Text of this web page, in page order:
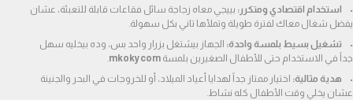
استخدام اقتصادي ومتكرر:
يفضل شغال معاك لفترة طويلة وتملأها تاني بكل سهولة.
تشغيل بسيط بلمسة واحدة:
جداً في الاستخدام حتى للأطفال الصغيرين بلمسة mkokycom
.
هدية مثالية:
عشان يخلي وقت الأطفال كله نشاط.